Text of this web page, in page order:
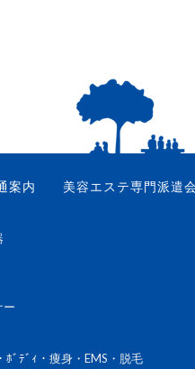
案内 美容エステ専門派遣
ー
ﾎﾞﾃﾞｨ・痩身・EMS・脱毛